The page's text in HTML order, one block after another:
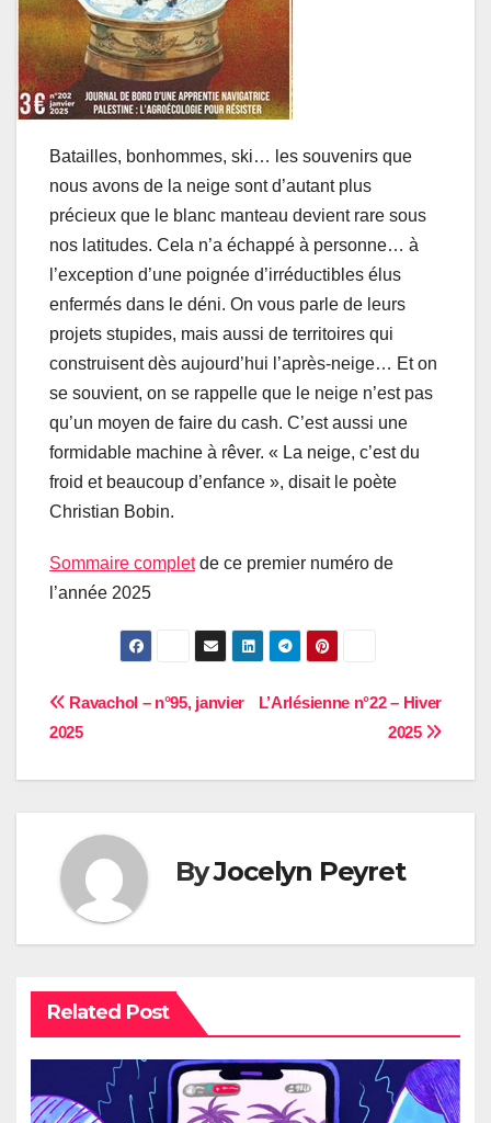
Batailles, bonhommes, ski… les souvenirs que
nous avons de la neige sont d’autant plus
précieux que le blanc manteau devient rare sous
nos latitudes. Cela n’a échappé à personne… à
l’exception d’une poignée d’irréductibles élus
enfermés dans le déni. On vous parle de leurs
projets stupides, mais aussi de territoires qui
construisent dès aujourd’hui l’après-neige… Et on
se souvient, on se rappelle que le neige n’est pas
qu’un moyen de faire du cash. C’est aussi une
formidable machine à rêver. « La neige, c’est du
froid et beaucoup d’enfance », disait le poète
Christian Bobin.
Sommaire completde ce premier numéro de
l’année 2025
Navigation
L’Arlésienne n°22 – Hiver
2025
Ravachol – n°95, janvier
2025
ByJocelyn Peyret
Related Post